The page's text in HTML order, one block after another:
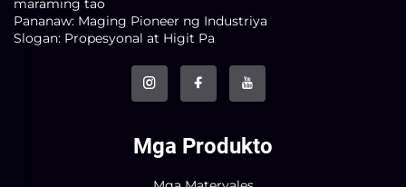
maraming tao
Pananaw: Maging Pioneer ng Industriya
Slogan: Propesyonal at Higit Pa
Mga Produkto